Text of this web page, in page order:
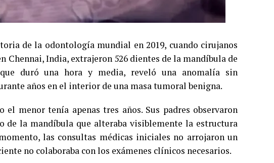
de la odontología mundial en 2019, cuando cirujanos
Chennai, India, extrajeron 526 dientes de la mandíbula de
duró una hora y media, reveló una anomalía sin
años en el interior de una masa tumoral benigna.
menor tenía apenas tres años. Sus padres observaron
de la mandíbula que alteraba visiblemente la estructura
las consultas médicas iniciales no arrojaron un
no colaboraba con los exámenes clínicos necesarios.